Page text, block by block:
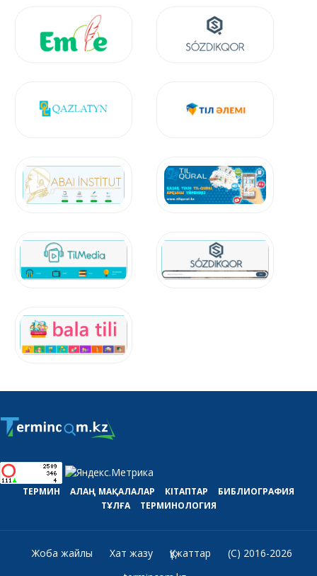
ТЕРМИН АЛАҢ МАҚАЛАЛАР КІТАПТАР
БИБЛИОГРАФИЯ
ТҰЛҒА
ТЕРМИНОЛОГИЯ
Жоба жайлы Хат жазу Құжаттар
(C) 2016-2026